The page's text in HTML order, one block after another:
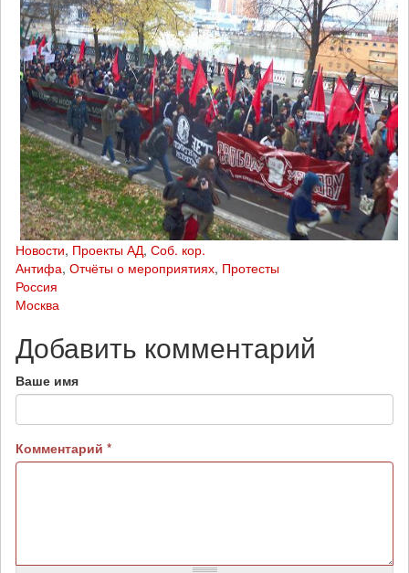
Новости, Проекты АД, Соб. кор.
Антифа, Отчёты о мероприятиях, Протесты
Россия
Москва
Добавить комментарий
Ваше имя
Комментарий *